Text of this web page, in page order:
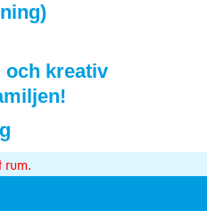
och kreativ